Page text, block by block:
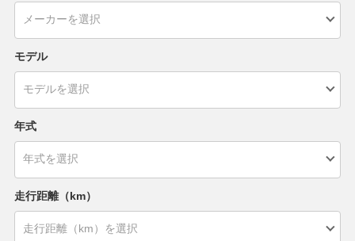
モデル
年式
走行距離（km）